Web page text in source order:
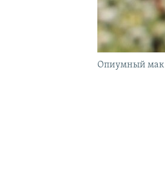
Опиумный мак